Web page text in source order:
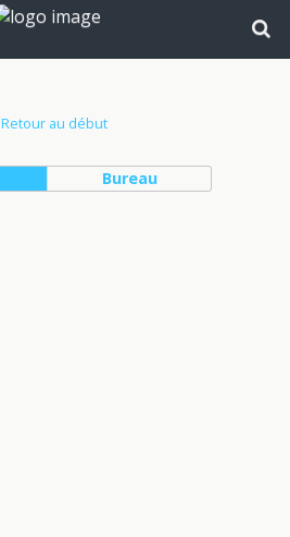
Retour au début
Bureau